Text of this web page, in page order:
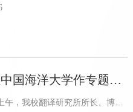
我校廖七一教授受邀前往中国海洋大学作专题讲座
11月21日上午，我校翻译研究所所长、博士生导师、重庆翻译学会长廖七一教授应邀在中国海洋大学外国语学院为学院师生进行了题为《典籍外译与接受语境》的专题讲座。本次讲座由外国语学院副院长任东升教授主持，学...